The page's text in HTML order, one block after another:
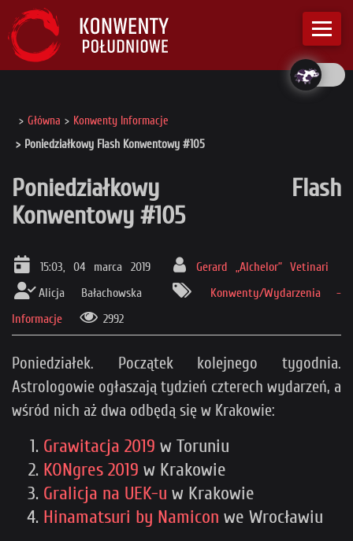
Główna
Konwenty Informacje
Poniedziałkowy Flash Konwentowy #105
Poniedziałkowy Flash
Konwentowy #105
15:03, 04 marca 2019
Gerard „Alchelor” Vetinari
Alicja Bałachowska
Konwenty/Wydarzenia -
Informacje
2992
Poniedziałek. Początek kolejnego tygodnia.
Astrologowie ogłaszają tydzień czterech wydarzeń, a
wśród nich aż dwa odbędą się w Krakowie:
Grawitacja 2019 w Toruniu
KONgres 2019 w Krakowie
Gralicja na UEK-u w Krakowie
Hinamatsuri by Namicon we Wrocławiu